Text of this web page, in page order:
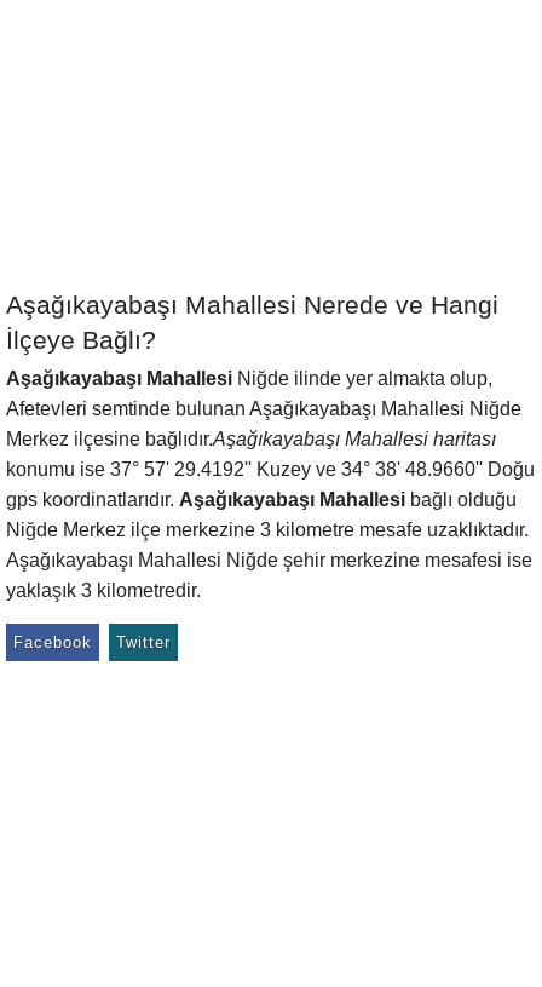
Aşağıkayabaşı Mahallesi Nerede ve Hangi
İlçeye Bağlı?
Aşağıkayabaşı Mahallesi Niğde ilinde yer almakta olup,
Afetevleri semtinde bulunan Aşağıkayabaşı Mahallesi Niğde
Merkez ilçesine bağlıdır.Aşağıkayabaşı Mahallesi haritası
konumu ise 37° 57' 29.4192'' Kuzey ve 34° 38' 48.9660'' Doğu
gps koordinatlarıdır. Aşağıkayabaşı Mahallesi bağlı olduğu
Niğde Merkez ilçe merkezine 3 kilometre mesafe uzaklıktadır.
Aşağıkayabaşı Mahallesi Niğde şehir merkezine mesafesi ise
yaklaşık 3 kilometredir.
Facebook Twitter